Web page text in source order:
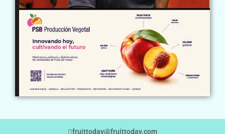
fruittoday@fruittoday.com